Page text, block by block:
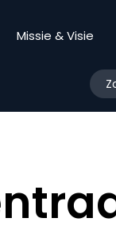
Missie & Visie